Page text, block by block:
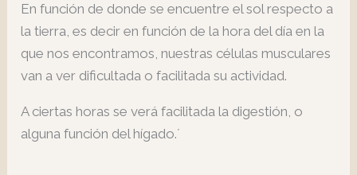
En función de donde se encuentre el sol respecto a
la tierra, es decir en función de la hora del día en la
que nos encontramos, nuestras células musculares
van a ver dificultada o facilitada su actividad.
A ciertas horas se verá facilitada la digestión, o
alguna función del hígado.´